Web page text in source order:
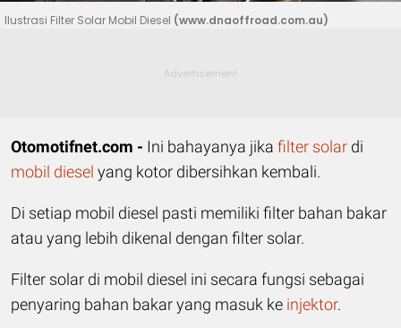
Ilustrasi Filter Solar Mobil Diesel (www.dnaoffroad.com.au)
Otomotifnet.com - Ini bahayanya jika filter solar di
mobil diesel yang kotor dibersihkan kembali.
Di setiap mobil diesel pasti memiliki filter bahan bakar
atau yang lebih dikenal dengan filter solar.
Filter solar di mobil diesel ini secara fungsi sebagai
penyaring bahan bakar yang masuk ke injektor.